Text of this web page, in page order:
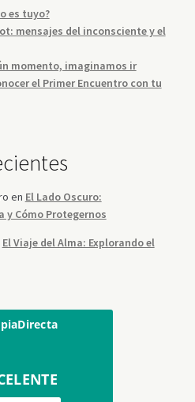
es tuyo?
mensajes del inconsciente y el
momento, imaginamos ir
el Primer Encuentro con tu
en El Lado Oscuro:
y Cómo Protegernos
El Viaje del Alma: Explorando el